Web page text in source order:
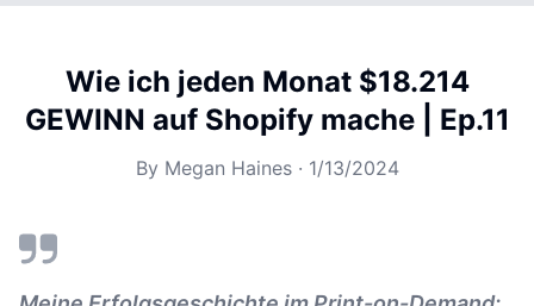
Wie ich jeden Monat $18.214
GEWINN auf Shopify mache | Ep.11
By Megan Haines· 1/13/2024